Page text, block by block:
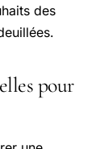
des
pour